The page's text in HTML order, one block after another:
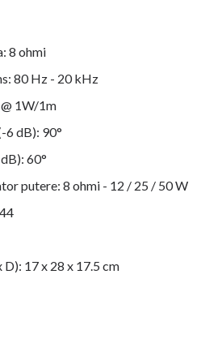
8 ohmi
80 Hz - 20 kHz
1W/1m
6 dB): 90°
60°
putere: 8 ohmi - 12 / 25 / 50 W
17 x 28 x 17.5 cm